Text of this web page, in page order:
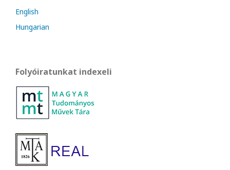
English
Hungarian
Folyóiratunkat indexeli